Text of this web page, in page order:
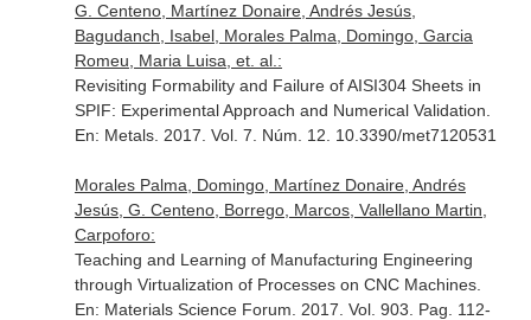
G. Centeno, Martínez Donaire, Andrés Jesús,
Bagudanch, Isabel, Morales Palma, Domingo, Garcia
Romeu, Maria Luisa, et. al.:
Revisiting Formability and Failure of AISI304 Sheets in
SPIF: Experimental Approach and Numerical Validation.
En: Metals. 2017. Vol. 7. Núm. 12. 10.3390/met7120531
Morales Palma, Domingo, Martínez Donaire, Andrés
Jesús, G. Centeno, Borrego, Marcos, Vallellano Martin,
Carpoforo:
Teaching and Learning of Manufacturing Engineering
through Virtualization of Processes on CNC Machines.
En: Materials Science Forum . 2017. Vol. 903. Pag. 112-